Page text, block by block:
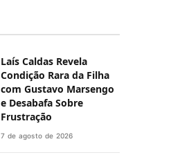
Laís Caldas Revela
Condição Rara da Filha
com Gustavo Marsengo
e Desabafa Sobre
Frustração
7 de agosto de 2026